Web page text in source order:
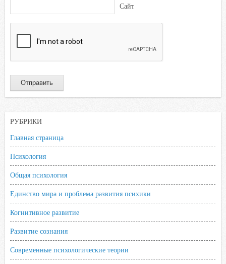
Сайт
РУБРИКИ
Главная страница
Психология
Общая психология
Единство мира и проблема развития психики
Когнитивное развитие
Развитие сознания
Современные психологические теории